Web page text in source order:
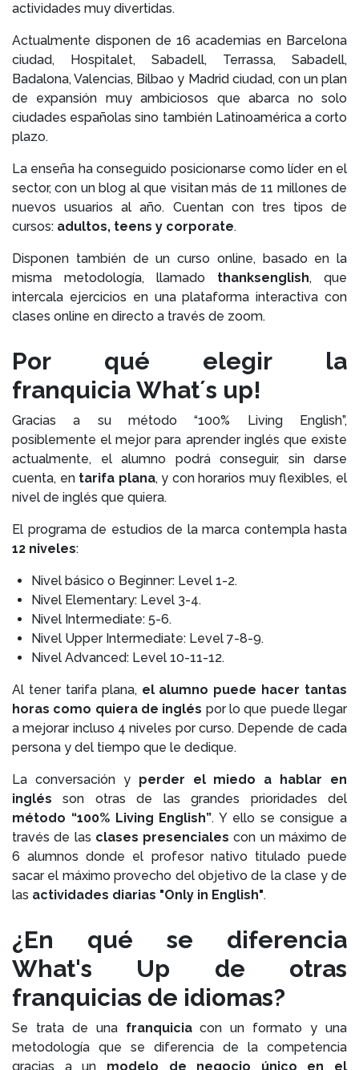
actividades muy divertidas.
Actualmente disponen de 16 academias en Barcelona
ciudad, Hospitalet, Sabadell, Terrassa, Sabadell,
Badalona, Valencias, Bilbao y Madrid ciudad, con un plan
de expansión muy ambiciosos que abarca no solo
ciudades españolas sino también Latinoamérica a corto
plazo.
La enseña ha conseguido posicionarse como líder en el
sector, con un blog al que visitan más de 11 millones de
nuevos usuarios al año. Cuentan con tres tipos de
cursos: adultos, teens y corporate.
Disponen también de un curso online, basado en la
misma metodología, llamado thanksenglish, que
intercala ejercicios en una plataforma interactiva con
clases online en directo a través de zoom.
Por qué elegir la
franquicia What´s up!
Gracias a su método “100% Living English”,
posiblemente el mejor para aprender inglés que existe
actualmente, el alumno podrá conseguir, sin darse
cuenta, entarifa plana, y con horarios muy flexibles, el
nivel de inglés que quiera.
El programa de estudios de la marca contempla hasta
12 niveles:
Nivel básico o Beginner: Level 1-2.
Nivel Elementary: Level 3-4.
Nivel Intermediate: 5-6.
Nivel Upper Intermediate: Level 7-8-9.
Nivel Advanced: Level 10-11-12.
Al tener tarifa plana,el alumno puede hacer tantas
horas como quiera de inglés por lo que puede llegar
a mejorar incluso 4 niveles por curso. Depende de cada
persona y del tiempo que le dedique.
La conversación y perder el miedo a hablar en
inglés son otras de las grandes prioridades del
método “100% Living English”. Y ello se consigue a
través de las clases presenciales con un máximo de
6 alumnos donde el profesor nativo titulado puede
sacar el máximo provecho del objetivo de la clase y de
las actividades diarias "Only in English".
¿En qué se diferencia
What's Up de otras
franquicias de idiomas?
Se trata de una franquiciacon un formato y una
metodología que se diferencia de la competencia
gracias a un modelo de negocio único en el